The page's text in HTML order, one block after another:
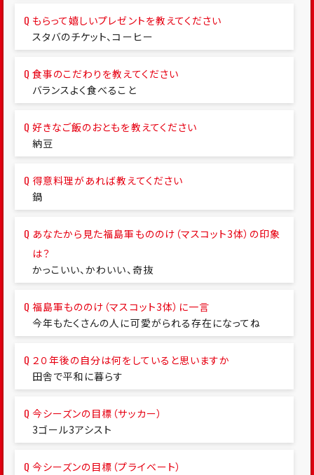
もらって嬉しいプレゼントを教えてください
スタバのチケット、コーヒー
食事のこだわりを教えてください
バランスよく食べること
好きなご飯のおともを教えてください
納豆
得意料理があれば教えてください
鍋
あなたから見た福島軍もののけ（マスコット3体）の印象
は？
かっこいい、かわいい、奇抜
福島軍もののけ（マスコット3体）に一言
今年もたくさんの人に可愛がられる存在になってね
２０年後の自分は何をしていると思いますか
田舎で平和に暮らす
今シーズンの目標（サッカー）
3ゴール3アシスト
今シーズンの目標（プライベート）